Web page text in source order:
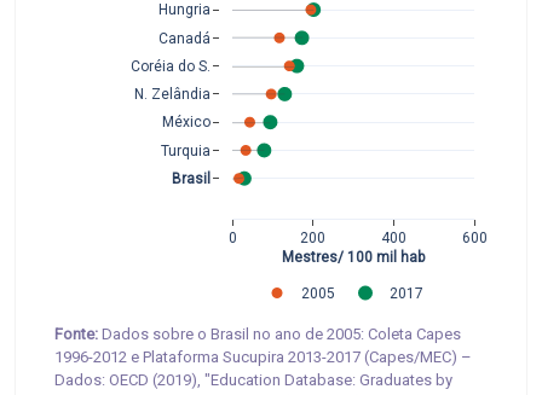
0 200 400 600
Brasil
Turquia
México
N. Zelândia
Coréia do S.
Canadá
Hungria
2005 2017
Mestres/ 100 mil hab
Fonte: Dados sobre o Brasil no ano de 2005: Coleta Capes
1996-2012 e Plataforma Sucupira 2013-2017 (Capes/MEC) –
Dados: OECD (2019), "Education Database: Graduates by